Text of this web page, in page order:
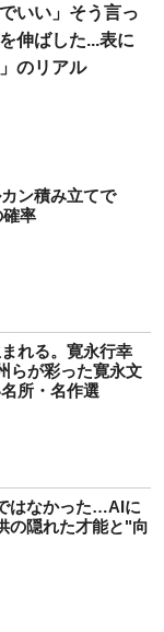
いい」そう言っ
伸ばした...表に
のリアル
ン積み立てで
確率
れる。寛永行幸
らが彩った寛永文
所・名作選
はなかった…AIに
の隠れた才能と"向